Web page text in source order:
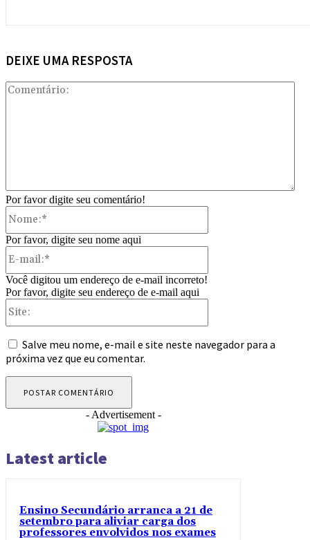
DEIXE UMA RESPOSTA
Por favor digite seu comentário!
Por favor, digite seu nome aqui
Você digitou um endereço de e-mail incorreto!
Por favor, digite seu endereço de e-mail aqui
Salve meu nome, e-mail e site neste navegador para a
próxima vez que eu comentar.
- Advertisement -
Latest article
Ensino Secundário arranca a 21 de
setembro para aliviar carga dos
professores envolvidos nos exames